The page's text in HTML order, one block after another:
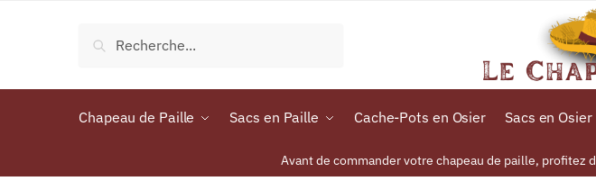
Recherche
Chapeau de Paille Sacs en Paille Cache-Pots en Osier Sacs en Osier
Avant de commander votre chapeau de paille, profitez